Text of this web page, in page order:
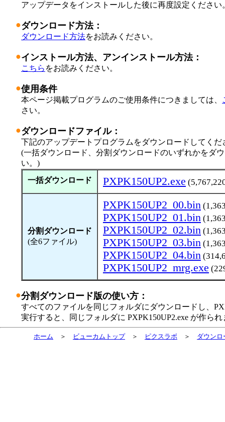
アップデータをインストールした後に再度設定ください
●ダウンロード方法：
ダウンロード方法をお読みください。
●インストール方法、アンインストール方法：
こちら をお読みください。
●使用条件
本ページ掲載プログラムのご使用条件につきましては、
さい。
●ダウンロードファイル：
下記のアップデートプログラムをダウンロードしてくだ
(一括ダウンロード、分割ダウンロードのいずれかをダ
い。)
一括ダウンロード
PXPK150UP2.exe
分割ダウンロード
(全6ファイル)
PXPK150UP2_00.bin
PXPK150UP2_01.bin
PXPK150UP2_02.bin
PXPK150UP2_03.bin
PXPK150UP2_04.bin
PXPK150UP2_mrg.exe
●分割ダウンロード版の使い方：
すべてのファイルを同じフォルダにダウンロードし、
実行すると、同じフォルダに PXPK150UP2.exe が作られ
ホーム ＞ ビューカムトップ＞ ピクスラボ ＞ ダウンロ